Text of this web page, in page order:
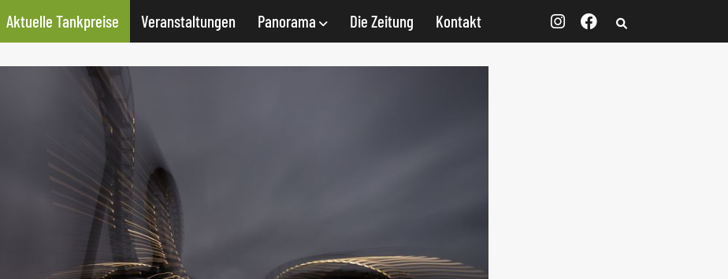
Aktuelle Tankpreise Veranstaltungen Panorama Die Zeitung Kontakt